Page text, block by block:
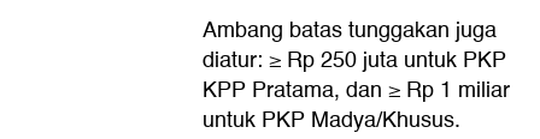
Ambang batas tunggakan juga
diatur: ≥ Rp 250 juta untuk PKP
KPP Pratama, dan ≥ Rp 1 miliar
untuk PKP Madya/Khusus.